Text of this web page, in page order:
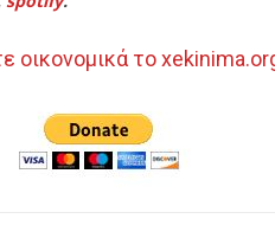
οικονομικά το